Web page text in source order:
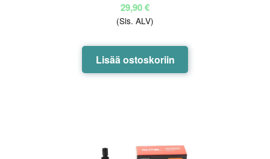
29,90€
(Sis. ALV)
Lisää ostoskoriin